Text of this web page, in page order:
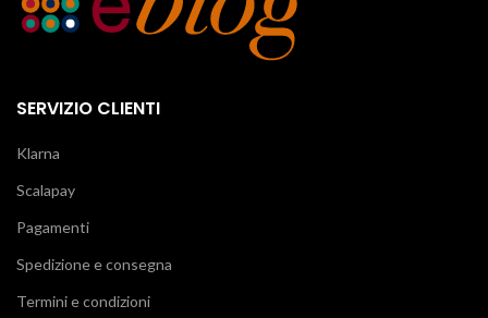
SERVIZIO CLIENTI
Klarna
Scalapay
Pagamenti
Spedizione e consegna
Termini e condizioni